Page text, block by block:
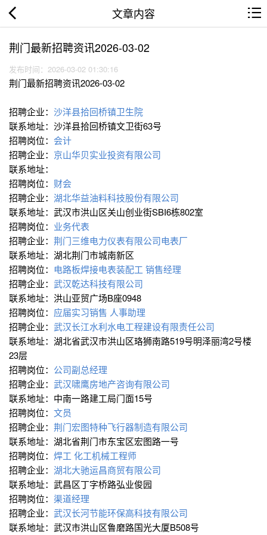
文章内容
荆门最新招聘资讯2026-03-02
发布时间：2026-03-02 01:30:16
荆门最新招聘资讯2026-03-02
招聘企业： 沙洋县拾回桥镇卫生院
联系地址：沙洋县拾回桥镇文卫街63号
招聘岗位： 会计
招聘企业： 京山华贝实业投资有限公司
联系地址：
招聘岗位： 财会
招聘企业： 湖北华益油料科技股份有限公司
联系地址：武汉市洪山区关山创业街SBI6栋802室
招聘岗位： 业务代表
招聘企业： 荆门三维电力仪表有限公司电表厂
联系地址：湖北荆门市城南新区
招聘岗位： 电路板焊接电表装配工 销售经理
招聘企业： 武汉乾达科技有限公司
联系地址：洪山亚贸广场B座0948
招聘岗位： 应届实习销售 人事助理
招聘企业： 武汉长江水利水电工程建设有限责任公司
联系地址：湖北省武汉市洪山区珞狮南路519号明泽丽湾2号楼
23层
招聘岗位： 公司副总经理
招聘企业： 武汉啸鹰房地产咨询有限公司
联系地址：中南一路建工局门面15号
招聘岗位： 文员
招聘企业： 荆门宏图特种飞行器制造有限公司
联系地址：湖北省荆门市东宝区宏图路一号
招聘岗位： 焊工 化工机械工程师
招聘企业： 湖北大驰运昌商贸有限公司
联系地址：武昌区丁字桥路弘业俊园
招聘岗位： 渠道经理
招聘企业： 武汉长河节能环保高科技有限公司
联系地址：武汉市洪山区鲁磨路国光大厦B508号